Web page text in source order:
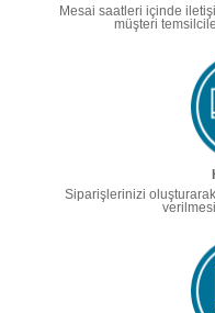
Mesai saatleri içinde
müşteri
Siparişlerinizi